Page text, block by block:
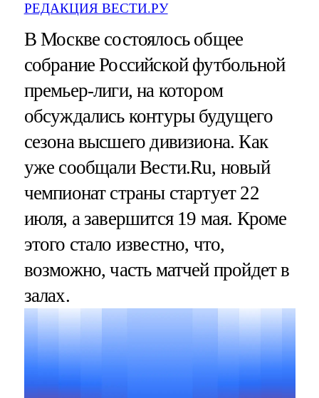
РЕДАКЦИЯ ВЕСТИ.РУ
В Москве состоялось общее
собрание Российской футбольной
премьер-лиги, на котором
обсуждались контуры будущего
сезона высшего дивизиона. Как
уже сообщали Вести.Ru, новый
чемпионат страны стартует 22
июля, а завершится 19 мая. Кроме
этого стало известно, что,
возможно, часть матчей пройдет в
залах.